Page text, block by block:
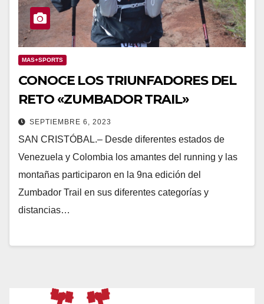
MAS+SPORTS
CONOCE LOS TRIUNFADORES DEL
RETO «ZUMBADOR TRAIL»
SEPTIEMBRE 6, 2023
SAN CRISTÓBAL.– Desde diferentes estados de
Venezuela y Colombia los amantes del running y las
montañas participaron en la 9na edición del
Zumbador Trail en sus diferentes categorías y
distancias…